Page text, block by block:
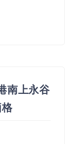
南上永谷
格